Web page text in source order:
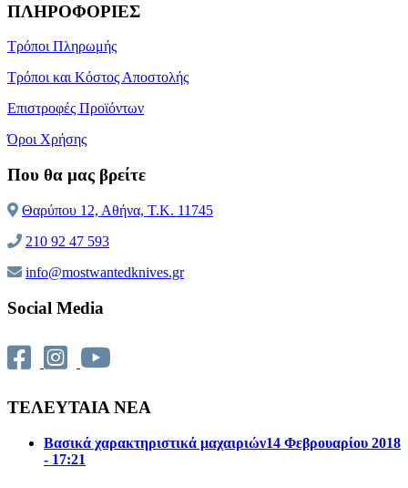
ΠΛΗΡΟΦΟΡΙΕΣ
Τρόποι Πληρωμής
Τρόποι και Κόστος Αποστολής
Επιστροφές Προϊόντων
Όροι Χρήσης
Που θα μας βρείτε
Θαρύπου 12, Αθήνα, T.K. 11745
210 92 47 593
info@mostwantedknives.gr
Social Media
ΤΕΛΕΥΤΑΙΑ ΝΕΑ
Βασικά χαρακτηριστικά μαχαιριών14 Φεβρουαρίου 2018
- 17:21